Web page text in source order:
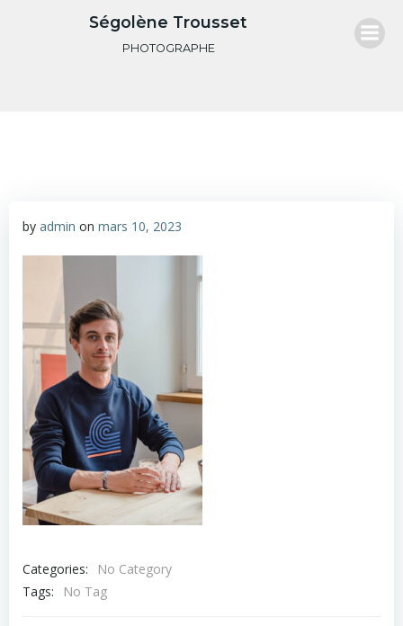
au
contenu
Ségolène Trousset
PHOTOGRAPHE
by admin on mars 10, 2023
Categories:
No Category
Tags:
No Tag